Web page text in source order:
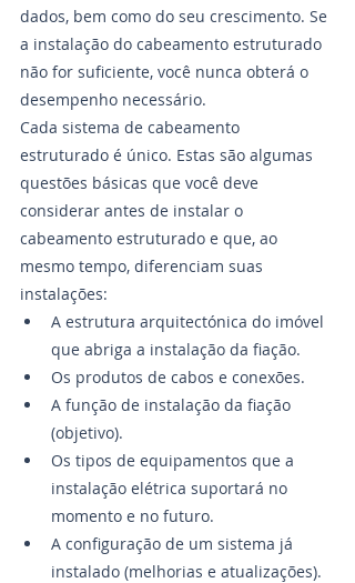
dados, bem como do seu crescimento. Se
a instalação do cabeamento estruturado
não for suficiente, você nunca obterá o
desempenho necessário.
Cada sistema de cabeamento
estruturado é único. Estas são algumas
questões básicas que você deve
considerar antes de instalar o
cabeamento estruturado e que, ao
mesmo tempo, diferenciam suas
instalações:
A estrutura arquitectónica do imóvel
que abriga a instalação da fiação.
Os produtos de cabos e conexões.
A função de instalação da fiação
(objetivo).
Os tipos de equipamentos que a
instalação elétrica suportará no
momento e no futuro.
A configuração de um sistema já
instalado (melhorias e atualizações).